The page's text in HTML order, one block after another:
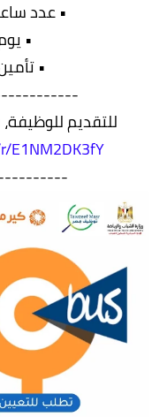
• عدد ساعات
•
•
للتقديم للوظيفة،
E1NM2DK3fY